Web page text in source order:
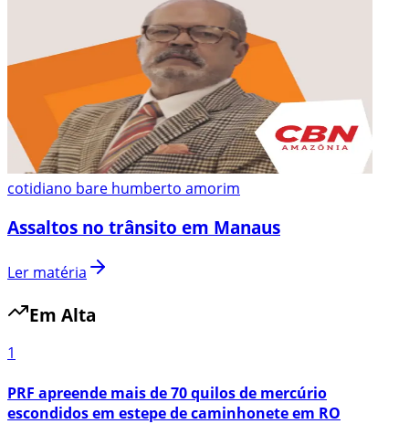
cotidiano bare humberto amorim
Assaltos no trânsito em Manaus
Ler matéria
Em Alta
1
PRF apreende mais de 70 quilos de mercúrio
escondidos em estepe de caminhonete em RO